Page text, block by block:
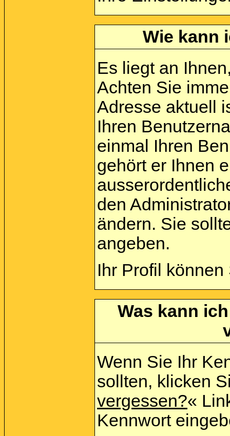
Wie kann
Es liegt an
Achten Sie
Adresse aktuell
Ihren
einmal Ihren
gehört er Ihnen
den
ändern. Sie
angeben.
Ihr Profil
Was kann
Wenn Sie Ihr
sollten, klicken
vergessen?«
Kennwort